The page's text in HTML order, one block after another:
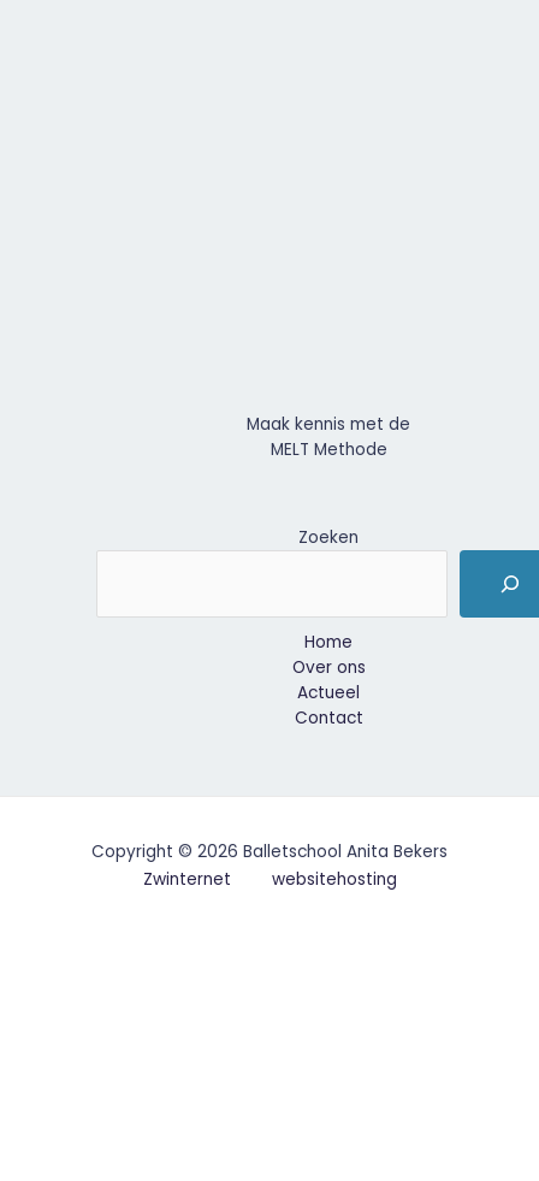
Maak kennis met de
MELT Methode
Zoeken
Home
Over ons
Actueel
Contact
Copyright © 2026 Balletschool Anita Bekers
Zwinternet
websitehosting